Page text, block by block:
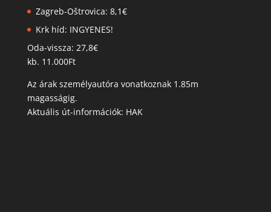
Zagreb-Oštrovica: 8,1€
Krk híd: INGYENES!
Oda-vissza: 27,8€
kb. 11.000Ft
Az árak személyautóra vonatkoznak 1.85m
magasságig.
Aktuális út-információk: HAK